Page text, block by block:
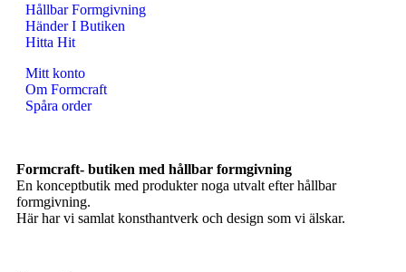
Hållbar Formgivning
Händer I Butiken
Hitta Hit
Mitt konto
Om Formcraft
Spåra order
Formcraft- butiken med hållbar formgivning
En konceptbutik med produkter noga utvalt efter hållbar
formgivning.
Här har vi samlat konsthantverk och design som vi älskar.